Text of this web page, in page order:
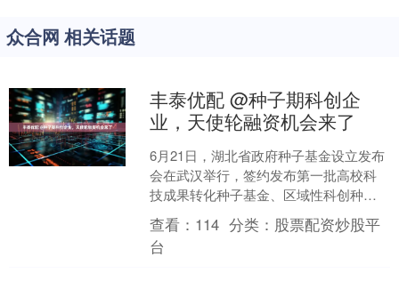
众合网 相关话题
丰泰优配 @种子期科创企
业，天使轮融资机会来了
6月21日，湖北省政府种子基金设立发布
会在武汉举行，签约发布第一批高校科
技成果转化种子基金、区域性科创种子
基金和重点行业领域科创种子基金。(湖
北日报全媒记者胡祎....
查看： 114 分类： 股票配资炒股平
台